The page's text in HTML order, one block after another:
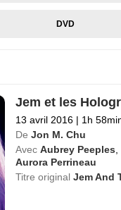
DVD
Jem et les
13 avril 2016 | 1h
De Jon M. Chu
Avec Aubrey Peeples
Aurora Perrineau
Titre originalJem And